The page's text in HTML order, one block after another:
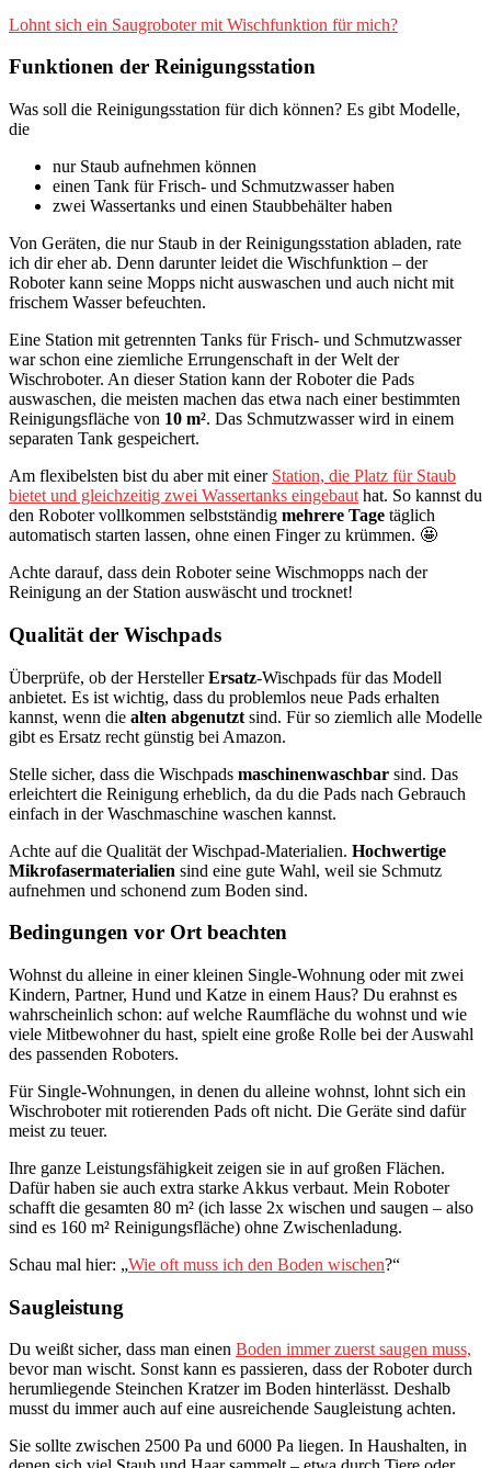
Lohnt sich ein Saugroboter mit Wischfunktion für mich?
Funktionen der Reinigungsstation
Was soll die Reinigungsstation für dich können? Es gibt Modelle,
die
nur Staub aufnehmen können
einen Tank für Frisch- und Schmutzwasser haben
zwei Wassertanks und einen Staubbehälter haben
Von Geräten, die nur Staub in der Reinigungsstation abladen, rate
ich dir eher ab. Denn darunter leidet die Wischfunktion – der
Roboter kann seine Mopps nicht auswaschen und auch nicht mit
frischem Wasser befeuchten.
Eine Station mit getrennten Tanks für Frisch- und Schmutzwasser
war schon eine ziemliche Errungenschaft in der Welt der
Wischroboter. An dieser Station kann der Roboter die Pads
auswaschen, die meisten machen das etwa nach einer bestimmten
Reinigungsfläche von 10 m². Das Schmutzwasser wird in einem
separaten Tank gespeichert.
Am flexibelsten bist du aber mit einer Station, die Platz für Staub
bietet und gleichzeitig zwei Wassertanks eingebaut hat. So kannst du
den Roboter vollkommen selbstständig mehrere Tage täglich
automatisch starten lassen, ohne einen Finger zu krümmen. 🤩
Achte darauf, dass dein Roboter seine Wischmopps nach der
Reinigung an der Station auswäscht und trocknet!
Qualität der Wischpads
Überprüfe, ob der HerstellerErsatz-Wischpads für das Modell
anbietet. Es ist wichtig, dass du problemlos neue Pads erhalten
kannst, wenn die alten abgenutzt sind. Für so ziemlich alle Modelle
gibt es Ersatz recht günstig bei Amazon.
Stelle sicher, dass die Wischpads maschinenwaschbar sind. Das
erleichtert die Reinigung erheblich, da du die Pads nach Gebrauch
einfach in der Waschmaschine waschen kannst.
Achte auf die Qualität der Wischpad-Materialien. Hochwertige
Mikrofasermaterialien sind eine gute Wahl, weil sie Schmutz
aufnehmen und schonend zum Boden sind.
Bedingungen vor Ort beachten
Wohnst du alleine in einer kleinen Single-Wohnung oder mit zwei
Kindern, Partner, Hund und Katze in einem Haus? Du erahnst es
wahrscheinlich schon: auf welche Raumfläche du wohnst und wie
viele Mitbewohner du hast, spielt eine große Rolle bei der Auswahl
des passenden Roboters.
Für Single-Wohnungen, in denen du alleine wohnst, lohnt sich ein
Wischroboter mit rotierenden Pads oft nicht. Die Geräte sind dafür
meist zu teuer.
Ihre ganze Leistungsfähigkeit zeigen sie in auf großen Flächen.
Dafür haben sie auch extra starke Akkus verbaut. Mein Roboter
schafft die gesamten 80 m² (ich lasse 2x wischen und saugen – also
sind es 160 m² Reinigungsfläche) ohne Zwischenladung.
Schau mal hier: „Wie oft muss ich den Boden wischen?“
Saugleistung
Du weißt sicher, dass man einen Boden immer zuerst saugen muss,
bevor man wischt. Sonst kann es passieren, dass der Roboter durch
herumliegende Steinchen Kratzer im Boden hinterlässt. Deshalb
musst du immer auch auf eine ausreichende Saugleistung achten.
Sie sollte zwischen 2500 Pa und 6000 Pa liegen. In Haushalten, in